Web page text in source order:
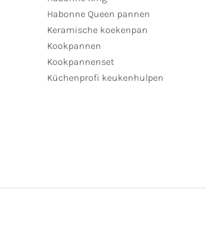
Habonne Queen pannen
Keramische koekenpan
Kookpannen
Kookpannenset
Küchenprofi keukenhulpen